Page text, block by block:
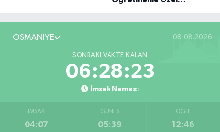
OSMANİYE 08.08.2026
SONRAKI VAKTE KALAN
06:28:22
İmsak Namazı
İMSAK
04:07
GÜNEŞ
05:39
ÖĞLE
12:46